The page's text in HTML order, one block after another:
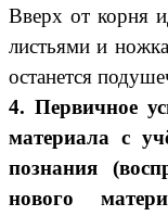
Вверх от корня
листьями и
останется
4. Первичное
материала с
познания
нового